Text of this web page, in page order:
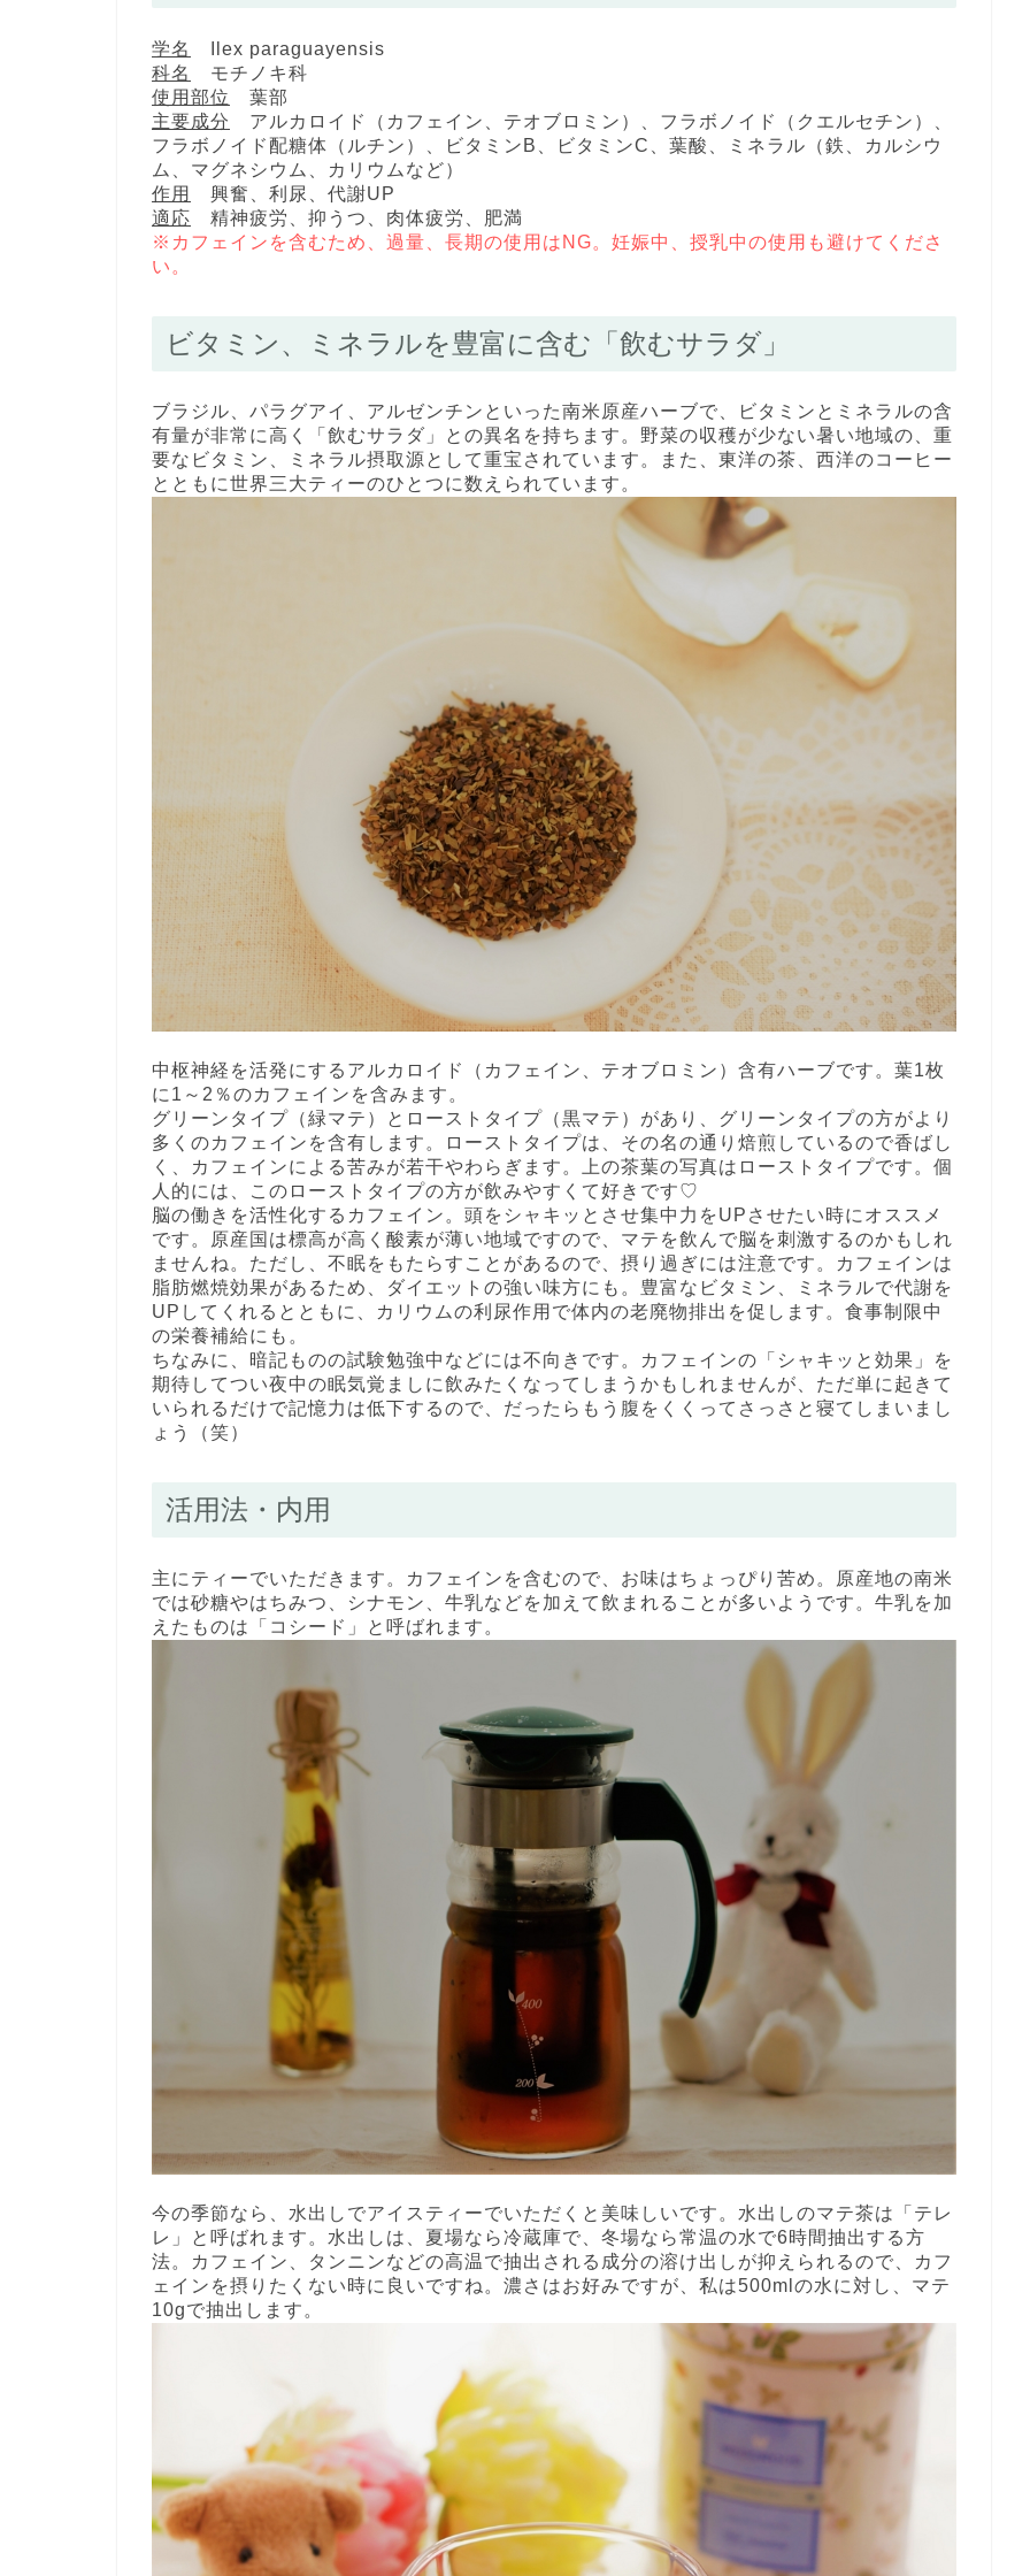
学名
Ilex paraguayensis
科名
モチノキ科
使用部位
葉部
主要成分
アルカロイド（カフェイン、テオブロミン）、フラボノイド（クエルセチン）、
フラボノイド配糖体（ルチン）、ビタミンB、ビタミンC、葉酸、ミネラル（鉄、カルシウ
ム、マグネシウム、カリウムなど）
作用
興奮、利尿、代謝UP
適応 精神疲労、抑うつ、肉体疲労、肥満
※カフェインを含むため、過量、長期の使用はNG。妊娠中、授乳中の使用も避けてくださ
い。
ビタミン、ミネラルを豊富に含む「飲むサラダ」
ブラジル、パラグアイ、アルゼンチンといった南米原産ハーブで、ビタミンとミネラルの含
有量が非常に高く「飲むサラダ」との異名を持ちます。野菜の収穫が少ない暑い地域の、重
要なビタミン、ミネラル摂取源として重宝されています。また、東洋の茶、西洋のコーヒー
とともに世界三大ティーのひとつに数えられています。
中枢神経を活発にするアルカロイド（カフェイン、テオブロミン）含有ハーブです。葉1枚
に1～2％のカフェインを含みます。
グリーンタイプ（緑マテ）とローストタイプ（黒マテ）があり、グリーンタイプの方がより
多くのカフェインを含有します。ローストタイプは、その名の通り焙煎しているので香ばし
く、カフェインによる苦みが若干やわらぎます。上の茶葉の写真はローストタイプです。個
人的には、このローストタイプの方が飲みやすくて好きです♡
脳の働きを活性化するカフェイン。頭をシャキッとさせ集中力をUPさせたい時にオススメ
です。原産国は標高が高く酸素が薄い地域ですので、マテを飲んで脳を刺激するのかもしれ
ませんね。ただし、不眠をもたらすことがあるので、摂り過ぎには注意です。カフェインは
脂肪燃焼効果があるため、ダイエットの強い味方にも。豊富なビタミン、ミネラルで代謝を
UPしてくれるとともに、カリウムの利尿作用で体内の老廃物排出を促します。食事制限中
の栄養補給にも。
ちなみに、暗記ものの試験勉強中などには不向きです。カフェインの「シャキッと効果」を
期待してつい夜中の眠気覚ましに飲みたくなってしまうかもしれませんが、ただ単に起きて
いられるだけで記憶力は低下するので、だったらもう腹をくくってさっさと寝てしまいまし
ょう（笑）
活用法・内用
主にティーでいただきます。カフェインを含むので、お味はちょっぴり苦め。原産地の南米
では砂糖やはちみつ、シナモン、牛乳などを加えて飲まれることが多いようです。牛乳を加
えたものは「コシード」と呼ばれます。
今の季節なら、水出しでアイスティーでいただくと美味しいです。水出しのマテ茶は「テレ
レ」と呼ばれます。水出しは、夏場なら冷蔵庫で、冬場なら常温の水で6時間抽出する方
法。カフェイン、タンニンなどの高温で抽出される成分の溶け出しが抑えられるので、カフ
ェインを摂りたくない時に良いですね。濃さはお好みですが、私は500mlの水に対し、マテ
10gで抽出します。